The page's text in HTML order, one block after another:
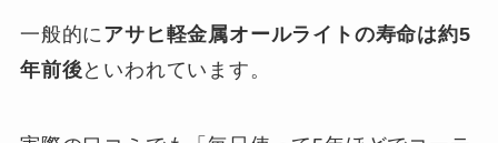
一般的に アサヒ軽金属オールライトの寿命は約5
年前後といわれています。